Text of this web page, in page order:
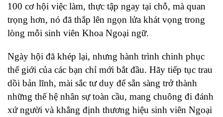
100 cơ hội việc làm, thực tập ngay tại chỗ, mà quan
trọng hơn, nó đã thắp lên ngọn lửa khát vọng trong
lòng mỗi sinh viên Khoa Ngoại ngữ.
Ngày hội đã khép lại, nhưng hành trình chinh phục
thế giới của các bạn chỉ mới bắt đầu. Hãy tiếp tục trau
dồi bản lĩnh, mài sắc tư duy để sẵn sàng trở thành
những thế hệ nhân sự toàn cầu, mang chuông đi đánh
xứ người và khẳng định thương hiệu sinh viên Ngoại